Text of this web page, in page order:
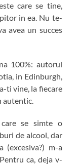
care se tine,
in ea. Nu te-
avea un succes
100%: autorul
in Edinburgh,
ti vine, la fiecare
autentic.
se simte o
de alcool, dar
(excesiva?) m-a
ca, deja v-